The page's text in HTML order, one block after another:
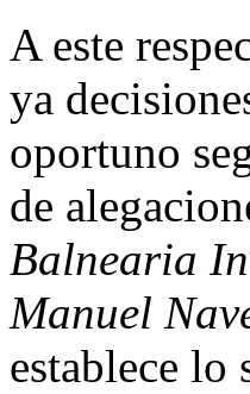
A este
ya
oportuno
de
Balnearia
Manuel
establece lo